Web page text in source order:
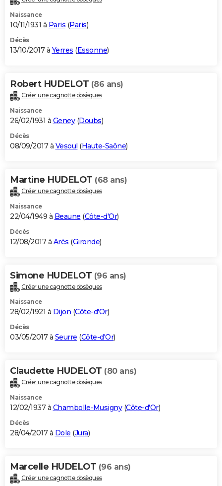
Naissance
10/11/1931 à Paris (Paris)
Décès
13/10/2017 à Yerres (Essonne)
Robert HUDELOT (86 ans)
Créer une cagnotte obsèques
Naissance
26/02/1931 à Geney(Doubs)
Décès
08/09/2017 à Vesoul (Haute-Saône)
Martine HUDELOT (68 ans)
Créer une cagnotte obsèques
Naissance
22/04/1949 à Beaune (Côte-d'Or)
Décès
12/08/2017 à Arès (Gironde)
Simone HUDELOT (96 ans)
Créer une cagnotte obsèques
Naissance
28/02/1921 à Dijon (Côte-d'Or)
Décès
03/05/2017 à Seurre (Côte-d'Or)
Claudette HUDELOT (80 ans)
Créer une cagnotte obsèques
Naissance
12/02/1937 à Chambolle-Musigny(Côte-d'Or)
Décès
28/04/2017 à Dole (Jura)
Marcelle HUDELOT (96 ans)
Créer une cagnotte obsèques